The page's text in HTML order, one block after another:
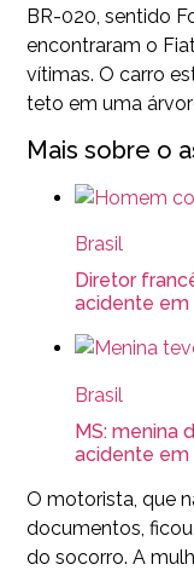
BR-020, sentido
encontraram o
vítimas. O carro
teto em uma
Mais sobre o
Brasil
Diretor
acidente em
Brasil
MS: menina
acidente em
O motorista, que
documentos,
do socorro. A